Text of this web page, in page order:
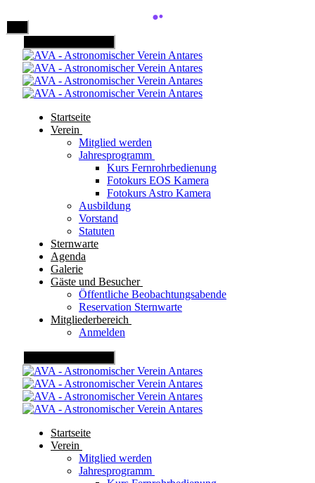
Startseite
Verein
Mitglied werden
Jahresprogramm
Kurs Fernrohrbedienung
Fotokurs EOS Kamera
Fotokurs Astro Kamera
Ausbildung
Vorstand
Statuten
Sternwarte
Agenda
Galerie
Gäste und Besucher
Öffentliche Beobachtungsabende
Reservation Sternwarte
Mitgliederbereich
Anmelden
Startseite
Verein
Mitglied werden
Jahresprogramm